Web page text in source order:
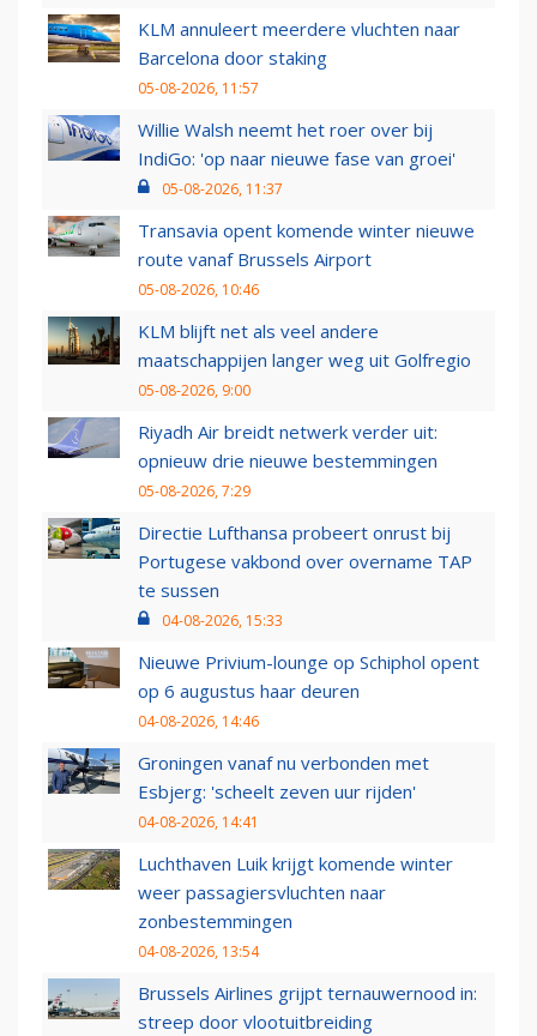
KLM annuleert meerdere vluchten naar
Barcelona door staking
05-08-2026, 11:57
Willie Walsh neemt het roer over bij
IndiGo: 'op naar nieuwe fase van groei'
05-08-2026, 11:37
Transavia opent komende winter nieuwe
route vanaf Brussels Airport
05-08-2026, 10:46
KLM blijft net als veel andere
maatschappijen langer weg uit Golfregio
05-08-2026, 9:00
Riyadh Air breidt netwerk verder uit:
opnieuw drie nieuwe bestemmingen
05-08-2026, 7:29
Directie Lufthansa probeert onrust bij
Portugese vakbond over overname TAP
te sussen
04-08-2026, 15:33
Nieuwe Privium-lounge op Schiphol opent
op 6 augustus haar deuren
04-08-2026, 14:46
Groningen vanaf nu verbonden met
Esbjerg: 'scheelt zeven uur rijden'
04-08-2026, 14:41
Luchthaven Luik krijgt komende winter
weer passagiersvluchten naar
zonbestemmingen
04-08-2026, 13:54
Brussels Airlines grijpt ternauwernood in:
streep door vlootuitbreiding